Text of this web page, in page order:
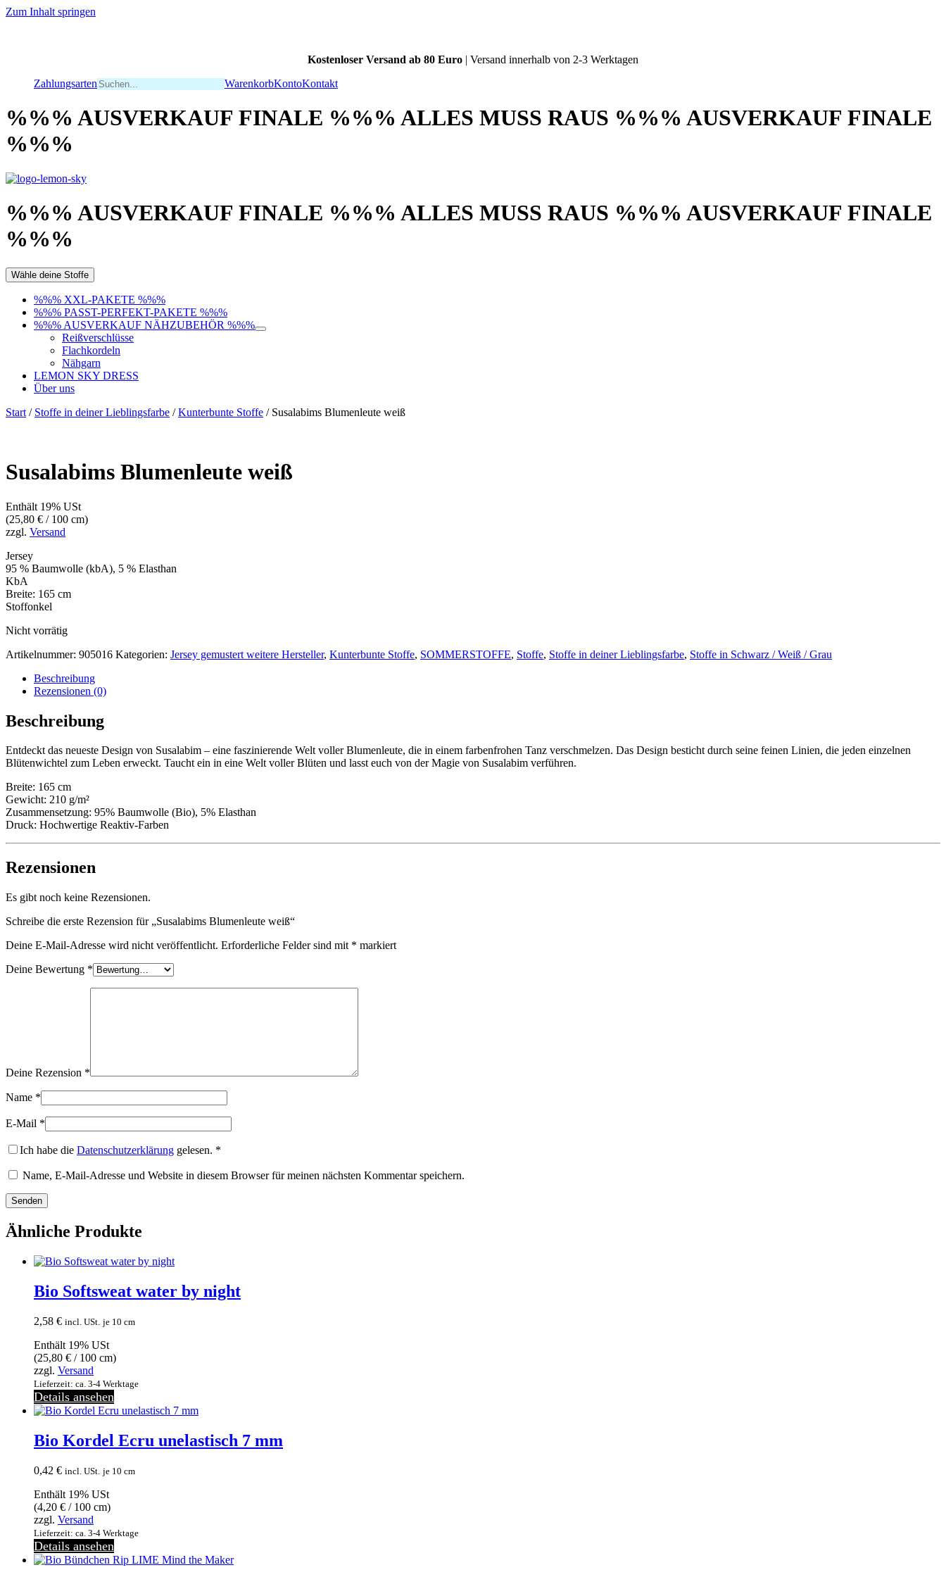
Zum Inhalt springen
Kostenloser Versand ab 80 Euro | Versand innerhalb von 2-3 Werktagen
Zahlungsarten
WarenkorbKontoKontakt
%%% AUSVERKAUF FINALE %%% ALLES MUSS RAUS %%% AUSVERKAUF FINALE
%%%
%%% AUSVERKAUF FINALE %%% ALLES MUSS RAUS %%% AUSVERKAUF FINALE
%%%
Wähle deine Stoffe
%%% XXL-PAKETE %%%
%%% PASST-PERFEKT-PAKETE %%%
%%% AUSVERKAUF NÄHZUBEHÖR %%%
Reißverschlüsse
Flachkordeln
Nähgarn
LEMON SKY DRESS
Über uns
Start / Stoffe in deiner Lieblingsfarbe /Kunterbunte Stoffe / Susalabims Blumenleute weiß
Susalabims Blumenleute weiß
Enthält 19% USt
(25,80 € / 100 cm)
zzgl. Versand
Jersey
95 % Baumwolle (kbA), 5 % Elasthan
KbA
Breite: 165 cm
Stoffonkel
Nicht vorrätig
Artikelnummer: 905016 Kategorien: Jersey gemustert weitere Hersteller, Kunterbunte Stoffe, SOMMERSTOFFE, Stoffe, Stoffe in deiner Lieblingsfarbe, Stoffe in Schwarz / Weiß / Grau
Beschreibung
Rezensionen (0)
Beschreibung
Entdeckt das neueste Design von Susalabim – eine faszinierende Welt voller Blumenleute, die in einem farbenfrohen Tanz verschmelzen. Das Design besticht durch seine feinen Linien, die jeden einzelnen
Blütenwichtel zum Leben erweckt. Taucht ein in eine Welt voller Blüten und lasst euch von der Magie von Susalabim verführen.
Breite: 165 cm
Gewicht: 210 g/m²
Zusammensetzung: 95% Baumwolle (Bio), 5% Elasthan
Druck: Hochwertige Reaktiv-Farben
Rezensionen
Es gibt noch keine Rezensionen.
Schreibe die erste Rezension für „Susalabims Blumenleute weiß“
Deine E-Mail-Adresse wird nicht veröffentlicht. Erforderliche Felder sind mit * markiert
Deine Bewertung *
Deine Rezension *
Name *
E-Mail *
Ich habe die Datenschutzerklärung gelesen. *
Name, E-Mail-Adresse und Website in diesem Browser für meinen nächsten Kommentar speichern.
Ähnliche Produkte
Bio Softsweat water by night
2,58 € incl. USt. je 10 cm
Enthält 19% USt
(25,80 € / 100 cm)
zzgl. Versand
Lieferzeit: ca. 3-4 Werktage
Details ansehen
Bio Kordel Ecru unelastisch 7 mm
0,42 € incl. USt. je 10 cm
Enthält 19% USt
(4,20 € / 100 cm)
zzgl. Versand
Lieferzeit: ca. 3-4 Werktage
Details ansehen